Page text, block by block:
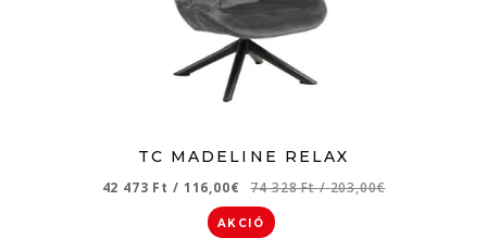
TC MADELINE RELAX
42 473 Ft / 116,00€ 74 328 Ft/ 203,00€
AKCIÓ